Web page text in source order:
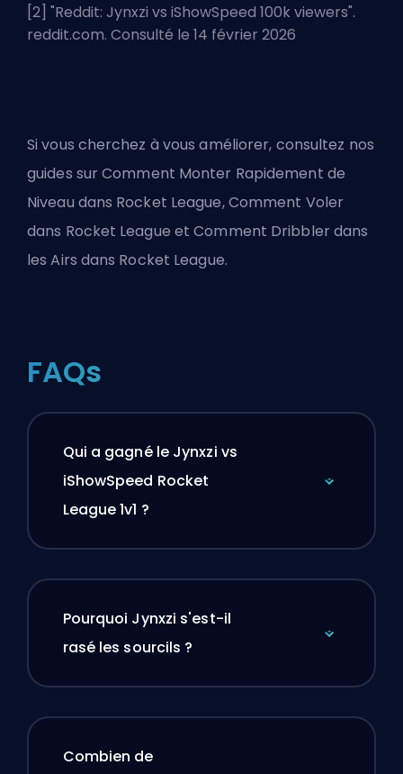
[2] "Reddit: Jynxzi vs iShowSpeed 100k viewers".
reddit.com. Consulté le 14 février 2026
Si vous cherchez à vous améliorer, consultez nos
guides surComment Monter Rapidement de
Niveau dans Rocket League,Comment Voler
dans Rocket League etComment Dribbler dans
les Airs dans Rocket League.
FAQs
Qui a gagné le Jynxzi vs
iShowSpeed Rocket
League 1v1 ?
Pourquoi Jynxzi s'est-il
rasé les sourcils ?
Combien de